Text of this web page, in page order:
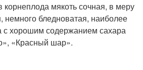
корнеплода мякоть сочная, в меру
немного бледноватая, наиболее
с хорошим содержанием сахара
«Красный шар».